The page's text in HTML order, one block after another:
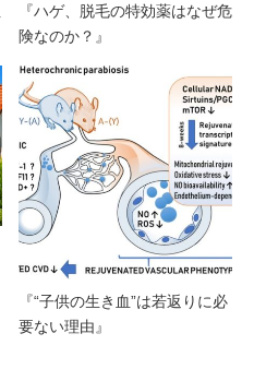
『ハゲ、脱毛の特効薬はなぜ危
険なのか？』
『“子供の生き血”は若返りに必
要ない理由』